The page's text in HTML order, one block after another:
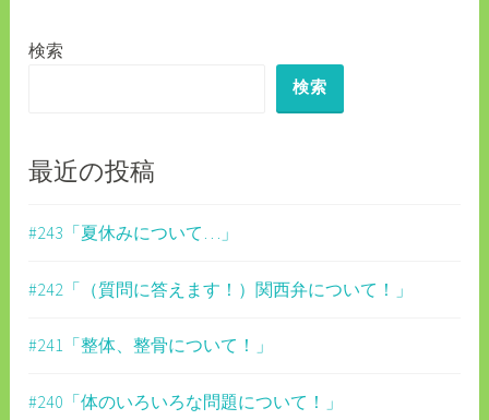
シ
検索
検索
最近の投稿
#243「夏休みについて…」
#242「（質問に答えます！）関西弁について！」
#241「整体、整骨について！」
#240「体のいろいろな問題について！」